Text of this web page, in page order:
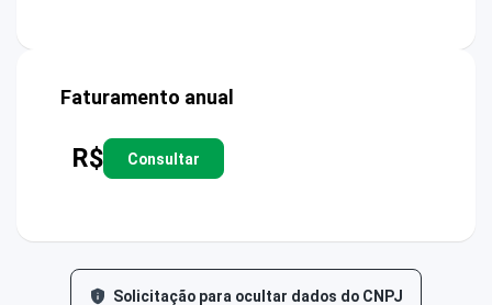
Faturamento anual
R$ Consultar
Solicitação para ocultar dados do CNPJ